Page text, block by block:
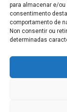
para almacenar e/
consentimento
comportamento de
Non consentir ou
determinadas